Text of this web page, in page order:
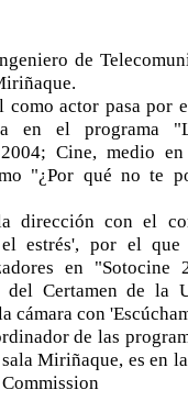
de
como actor pasa por
en el programa
Cine, medio
"¿Por qué no te
dirección con el
el estrés', por el
en
del Certamen de la
cámara con
de las
Miriñaque, es en